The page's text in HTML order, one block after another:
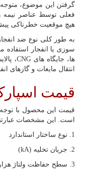
گرفتن این موضوع، متوجه
فعلی توسط عناصر نیمه
هیچ موقعیت خطرناکی پیش
به طور کلی نوع ضد
سوزی یا انفجار استفاده
ها، جایگاه هایCNG،
انتقال مایعات و گازهای
قیمت
قیمت این محصول با
است. این مشخصات
1. نوع ساختار استاندارد
2. جریان تخلیه (
kA
)
3. سطح حفاظت ولتاژ هزار آمپر